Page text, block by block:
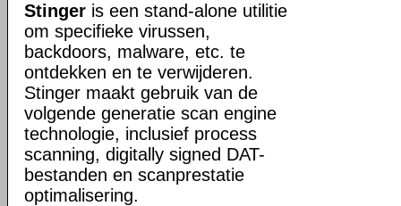
Stinger is een stand-alone utilitie
om specifieke virussen,
backdoors, malware, etc. te
ontdekken en te verwijderen.
Stinger maakt gebruik van de
volgende generatie scan engine
technologie, inclusief process
scanning, digitally signed DAT-
bestanden en scanprestatie
optimalisering.